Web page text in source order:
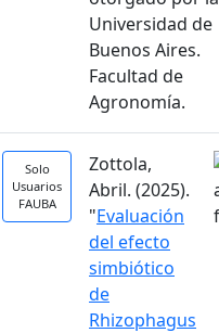
Universidad de
Buenos Aires.
Facultad de
Agronomía.
Solo
Usuarios
FAUBA
Zottola,
Abril. (2025).
"Evaluación
del efecto
simbiótico
de
Rhizophagus